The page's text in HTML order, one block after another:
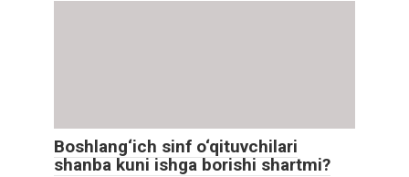
Boshlang‘ich sinf o‘qituvchilari
shanba kuni ishga borishi shartmi?